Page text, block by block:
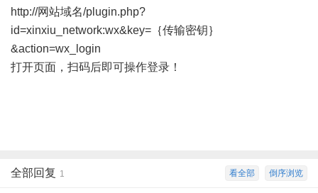
http://网站域名/plugin.php?
id=xinxiu_network:wx&key=｛传输密钥｝
&action=wx_login
打开页面，扫码后即可操作登录！
倒序浏览
看全部
全部回复 1